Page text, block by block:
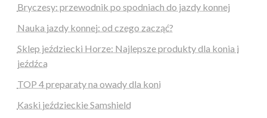
Bryczesy: przewodnik po spodniach do jazdy konnej
Nauka jazdy konnej: od czego zacząć?
Sklep jeździecki Horze: Najlepsze produkty dla konia i
jeźdźca
TOP 4 preparaty na owady dla koni
Kaski jeździeckie Samshield